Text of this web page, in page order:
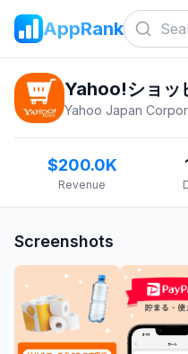
AppRank
Yahoo Japan
$200.0K
Revenue
Screenshots